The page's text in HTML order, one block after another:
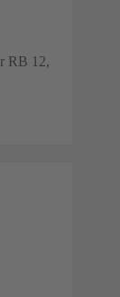
RB 12,